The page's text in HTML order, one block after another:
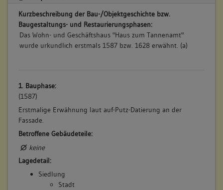
Kurzbeschreibung der Bau-/Objektgeschichte bzw.
Baugestaltungs- und Restaurierungsphasen:
Das Wohn- und Geschäftshaus "Haus zum Tannenamt"
wurde urkundlich erstmals 1587 bzw. 1628 erwähnt. (a)
1. Bauphase:
(1587)
Erstmalige Erwähnung laut auf-Putz-Datierung an der
Fassade.
Betroffene Gebäudeteile:
keine
Lagedetail:
Siedlung
Stadt